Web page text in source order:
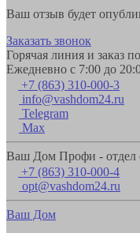
Ваш отзыв будет
Заказать звонок
Горячая линия и заказ
Ежедневно с 7:00 до
+7 (863) 310-000-3
info@vashdom24.ru
Telegram
Max
Ваш Дом Профи - отдел
+7 (863) 310-000-4
opt@vashdom24.ru
Ваш Дом